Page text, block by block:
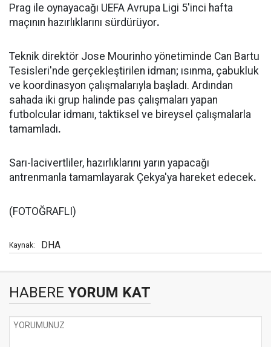
Prag ile oynayacağı UEFA Avrupa Ligi 5'inci hafta
maçının hazırlıklarını sürdürüyor.
Teknik direktör Jose Mourinho yönetiminde Can Bartu
Tesisleri'nde gerçekleştirilen idman; ısınma, çabukluk
ve koordinasyon çalışmalarıyla başladı. Ardından
sahada iki grup halinde pas çalışmaları yapan
futbolcular idmanı, taktiksel ve bireysel çalışmalarla
tamamladı.
Sarı-lacivertliler, hazırlıklarını yarın yapacağı
antrenmanla tamamlayarak Çekya'ya hareket edecek.
(FOTOĞRAFLI)
Kaynak: DHA
HABERE YORUM KAT